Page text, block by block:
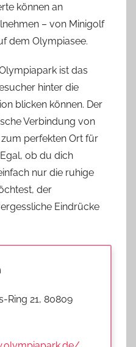
können an
– von Minigolf
dem Olympiasee.
ist das
hinter die
blicken können. Der
Verbindung von
perfekten Ort für
ob du dich
nur die ruhige
der
Eindrücke
Ring 21, 80809